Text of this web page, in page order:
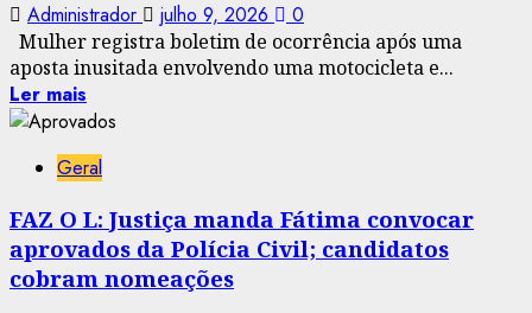
Administrador julho 9, 2026 0
Mulher registra boletim de ocorrência após uma
aposta inusitada envolvendo uma motocicleta e...
Ler mais
Geral
FAZ O L: Justiça manda Fátima convocar
aprovados da Polícia Civil; candidatos
cobram nomeações